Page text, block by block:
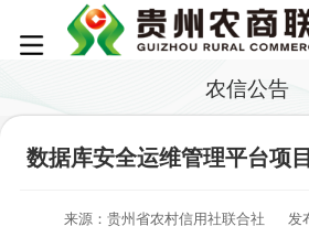
农信公告
数据库安全运维管理平台项
来源：贵州省农村信用社联合社 发